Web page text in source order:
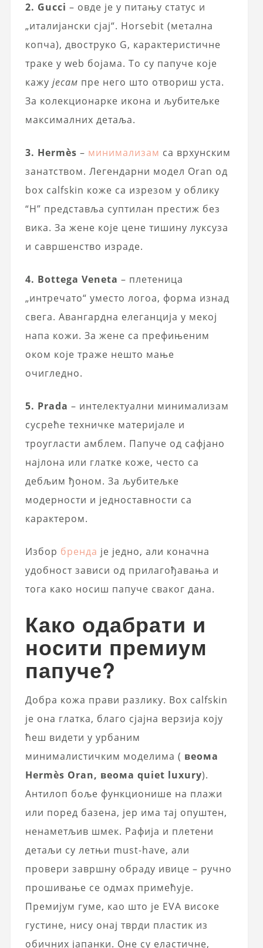
2. Gucci – овде је у питању статус и
„италијански сјај“. Horsebit (метална
копча), двоструко G, карактеристичне
траке у web бојама. То су папуче које
кажу јесам пре него што отвориш уста.
За колекционарке икона и љубитељке
максималних детаља.
3. Hermès – минимализам са врхунским
занатством. Легендарни модел Oran од
box calfskin коже са изрезом у облику
“H” представља суптилан престиж без
вика. За жене које цене тишину луксуза
и савршенство израде.
4. Bottega Veneta – плетеница
„интречато“ уместо логоа, форма изнад
свега. Авангардна елеганција у мекој
напа кожи. За жене са префињеним
оком које траже нешто мање
очигледно.
5. Prada – интелектуални минимализам
сусреће техничке материјале и
троугласти амблем. Папуче од сафјано
најлона или глатке коже, често са
дебљим ђоном. За љубитељке
модерности и једноставности са
карактером.
Избор бренда је једно, али коначна
удобност зависи од прилагођавања и
тога како носиш папуче сваког дана.
Како одабрати и
носити премиум
папуче?
Добра кожа прави разлику. Box calfskin
је она глатка, благо сјајна верзија коју
ћеш видети у урбаним
минималистичким моделима ( веома
Hermès Oran, веома quiet luxury).
Антилоп боље функционише на плажи
или поред базена, јер има тај опуштен,
ненаметљив шмек. Рафија и плетени
детаљи су летњи must-have, али
провери завршну обраду ивице – ручно
прошивање се одмах примећује.
Премијум гуме, као што је EVA високе
густине, нису онај тврди пластик из
обичних јапанки. Оне су еластичне,